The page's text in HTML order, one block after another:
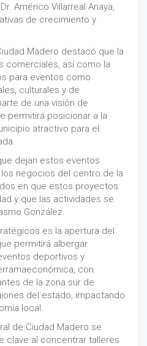
Américo Villarreal Anaya,
de crecimiento y
Madero destacó que la
comerciales, así como la
para eventos como
culturales y de
de una visión de
permitirá posicionar a la
atractivo para el
dejan estos eventos
negocios del centro de la
en que estos proyectos
y que las actividades se
González.
es la apertura del
permitirá albergar
deportivos y
con
de la zona sur de
del estado, impactando
local.
de Ciudad Madero se
clave al concentrar talleres